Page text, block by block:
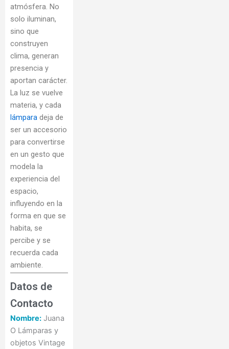
atmósfera. No
solo iluminan,
sino que
construyen
clima, generan
presencia y
aportan carácter.
La luz se vuelve
materia, y cada
lámpara deja de
ser un accesorio
para convertirse
en un gesto que
modela la
experiencia del
espacio,
influyendo en la
forma en que se
habita, se
percibe y se
recuerda cada
ambiente.
Datos de
Contacto
Nombre: Juana
O Lámparas y
objetos Vintage